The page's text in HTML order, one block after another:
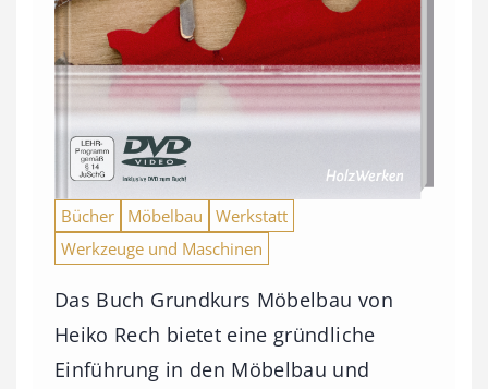
Bücher Möbelbau
Werkstatt
Werkzeuge und Maschinen
Das Buch Grundkurs Möbelbau von
Heiko Rech bietet eine gründliche
Einführung in den Möbelbau und